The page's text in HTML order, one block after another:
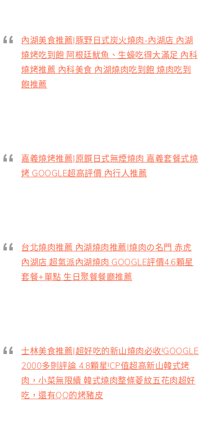
內湖美食推薦|豚野日式炭火燒肉-內湖店 內湖
燒烤吃到飽 阿根廷魷魚、生蠔吃得大滿足 內科
燒烤推薦 內科美食 內湖燒肉吃到飽 燒肉吃到
飽推薦
嘉義燒烤推薦|原饌日式無煙燒肉 嘉義套餐式燒
烤 GOOGLE超高評價 內行人推薦
台北燒肉推薦 內湖燒肉推薦|燒肉の名門 赤虎
內湖店 超氣派內湖燒肉 GOOGLE評價4.6顆星
套餐+單點 生日聚餐餐廳推薦
士林美食推薦|超好吃的新山燒肉必收!GOOGLE
2000多則評論 4.8顆星!CP值超高新山韓式烤
肉，小菜無限續 韓式燒肉整條菱紋五花肉超好
吃，還有QQ的烤豬皮